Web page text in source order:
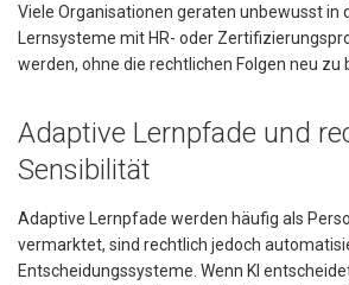
Viele Organisationen geraten unbewusst in
Lernsysteme mit HR- oder
werden, ohne die rechtlichen Folgen neu zu
Adaptive Lernpfade und
Sensibilität
Adaptive Lernpfade werden häufig als
vermarktet, sind rechtlich jedoch
Entscheidungssysteme. Wenn KI